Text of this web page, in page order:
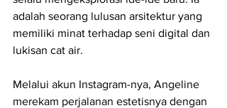
adalah seorang lulusan arsitektur yang
memiliki minat terhadap seni digital dan
lukisan cat air.
Melalui akun Instagram-nya, Angeline
merekam perjalanan estetisnya dengan